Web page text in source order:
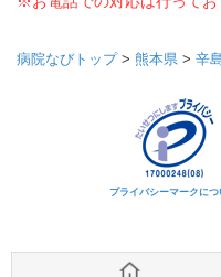
病院なびトップ> 熊本県 > 辛
プライバシーマークにつ